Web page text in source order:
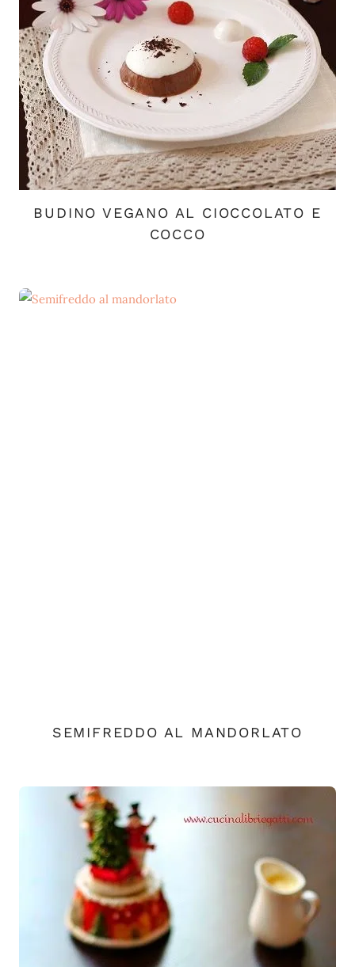
BUDINO VEGANO AL CIOCCOLATO E
COCCO
SEMIFREDDO AL MANDORLATO